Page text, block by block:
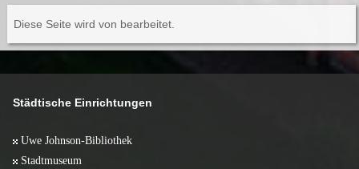
Diese Seite wird von bearbeitet.
Städtische Einrichtungen
Uwe Johnson-Bibliothek
Stadtmuseum